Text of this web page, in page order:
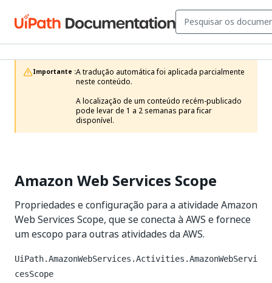
Importante :A tradução automática foi aplicada parcialmente
neste conteúdo.
A localização de um conteúdo recém-publicado
pode levar de 1 a 2 semanas para ficar
disponível.
Amazon Web Services Scope
Propriedades e configuração para a atividade Amazon
Web Services Scope, que se conecta à AWS e fornece
um escopo para outras atividades da AWS.
UiPath.AmazonWebServices.Activities.AmazonWebServi
cesScope